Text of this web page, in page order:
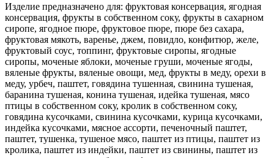
Изделие предназначено для: фруктовая консервация, ягодная
консервация, фрукты в собственном соку, фрукты в сахарном
сиропе, ягодное пюре, фруктовое пюре, пюре без сахара,
фруктовая мякоть, варенье, джем, повидло, конфитюр, желе,
фруктовый соус, топпинг, фруктовые сиропы, ягодные
сиропы, моченые яблоки, моченые груши, моченые ягоды,
вяленые фрукты, вяленые овощи, мед, фрукты в меду, орехи в
меду, урбеч, паштет, говядина тушенная, свинина тушеная,
баранина тушеная, конина тушеная, идейка тушеная, мясо
птицы в собственном соку, кролик в собственном соку,
говядина кусочками, свинина кусочками, курица кусочками,
индейка кусочками, мясное ассорти, печеночный паштет,
паштет, тушенка, тушеное мясо, паштет из птицы, паштет из
кролика, паштет из индейки, паштет из свинины, паштет из